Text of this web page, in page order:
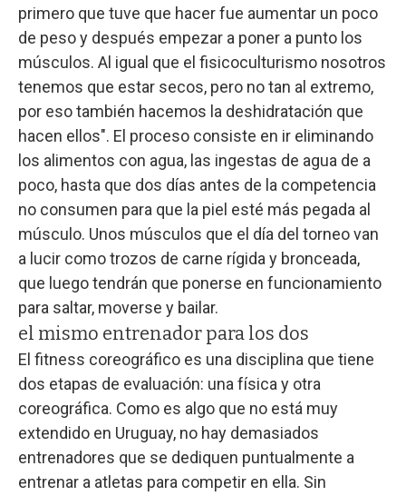
primero que tuve que hacer fue aumentar un poco
de peso y después empezar a poner a punto los
músculos. Al igual que el fisicoculturismo nosotros
tenemos que estar secos, pero no tan al extremo,
por eso también hacemos la deshidratación que
hacen ellos". El proceso consiste en ir eliminando
los alimentos con agua, las ingestas de agua de a
poco, hasta que dos días antes de la competencia
no consumen para que la piel esté más pegada al
músculo. Unos músculos que el día del torneo van
a lucir como trozos de carne rígida y bronceada,
que luego tendrán que ponerse en funcionamiento
para saltar, moverse y bailar.
el mismo entrenador para los dos
El fitness coreográfico es una disciplina que tiene
dos etapas de evaluación: una física y otra
coreográfica. Como es algo que no está muy
extendido en Uruguay, no hay demasiados
entrenadores que se dediquen puntualmente a
entrenar a atletas para competir en ella. Sin